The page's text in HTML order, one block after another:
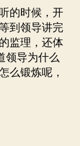
的时候，开
到领导讲完
监理，还体
领导为什么
么锻炼呢，